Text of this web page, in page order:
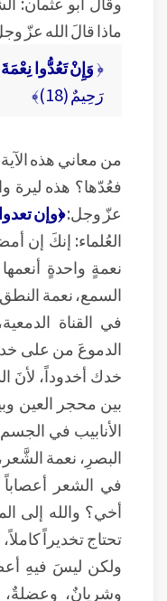
ماذا قالَ الله عزّ
﴿وَإِنْ تَعُدُّوا
رَحِيمٌ (18)﴾
من معاني هذه
فعُدّها؟ هذه ليرة
عزّ وجل:﴿وإن
العُلماء: إنكَ إن
نعمةٍ واحدةٍ
السمع، نعمة
في القناة
الدموعَ من على
خدك أخدوداً، لأنَ
بين محجر العين
الأنابيب في
البصرِ، نعمة
في الشعر
أخي؟ والله إلى
تحتاج تخديراً
ولكن ليسَ فيهِ
وشريانٌ،